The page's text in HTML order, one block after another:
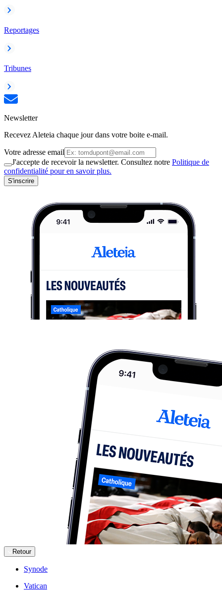
Reportages
Tribunes
Newsletter
Recevez Aleteia chaque jour dans votre boite e-mail.
Votre adresse email
J'accepte de recevoir la newsletter. Consultez notre Politique de
confidentialité pour en savoir plus.
S'inscrire
Retour
Synode
Vatican